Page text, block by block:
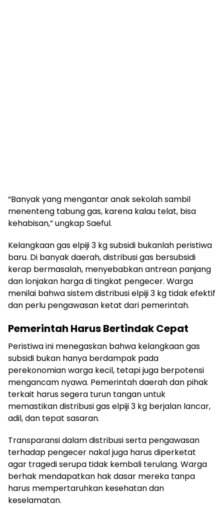
“Banyak yang mengantar anak sekolah sambil
menenteng tabung gas, karena kalau telat, bisa
kehabisan,” ungkap Saeful.
Kelangkaan gas elpiji 3 kg subsidi bukanlah peristiwa
baru. Di banyak daerah, distribusi gas bersubsidi
kerap bermasalah, menyebabkan antrean panjang
dan lonjakan harga di tingkat pengecer. Warga
menilai bahwa sistem distribusi elpiji 3 kg tidak efektif
dan perlu pengawasan ketat dari pemerintah.
Pemerintah Harus Bertindak Cepat
Peristiwa ini menegaskan bahwa kelangkaan gas
subsidi bukan hanya berdampak pada
perekonomian warga kecil, tetapi juga berpotensi
mengancam nyawa. Pemerintah daerah dan pihak
terkait harus segera turun tangan untuk
memastikan distribusi gas elpiji 3 kg berjalan lancar,
adil, dan tepat sasaran.
Transparansi dalam distribusi serta pengawasan
terhadap pengecer nakal juga harus diperketat
agar tragedi serupa tidak kembali terulang. Warga
berhak mendapatkan hak dasar mereka tanpa
harus mempertaruhkan kesehatan dan
keselamatan.